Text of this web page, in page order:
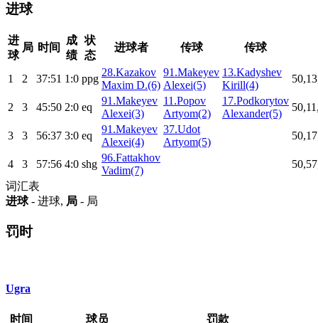
进球
进
球
局 时间
成
绩
状
态
进球者 传球 传球
1 2 37:51 1:0 ppg
28.Kazakov
Maxim D.(6)
91.Makeyev
Alexei(5)
13.Kadyshev
Kirill(4)
2 3 45:50 2:0 eq
91.Makeyev
Alexei(3)
11.Popov
Artyom(2)
17.Podkorytov
Alexander(5)
3 3 56:37 3:0 eq
91.Makeyev
Alexei(4)
37.Udot
Artyom(5)
4 3 57:56 4:0 shg
96.Fattakhov
Vadim(7)
词汇表
进球- 进球, 局 - 局
罚时
Ugra
时间 球员 罚款